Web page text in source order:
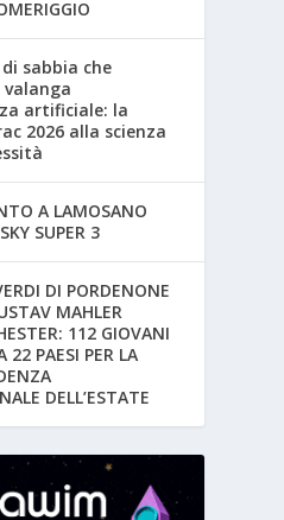
sabbia che
artificiale: la
2026 alla scienza
A LAMOSANO
SUPER 3
DI PORDENONE
MAHLER
112 GIOVANI
22 PAESI PER LA
DELL’ESTATE